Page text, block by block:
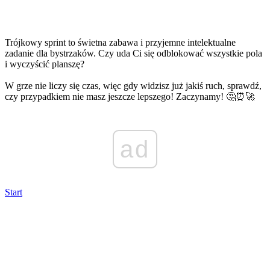
Trójkowy sprint to świetna zabawa i przyjemne intelektualne
zadanie dla bystrzaków. Czy uda Ci się odblokować wszystkie pola
i wyczyścić planszę?
W grze nie liczy się czas, więc gdy widzisz już jakiś ruch, sprawdź,
czy przypadkiem nie masz jeszcze lepszego! Zaczynamy! 🤔⏰🚀
ad
Start